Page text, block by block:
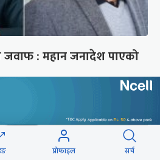
जवाफ : महान जनादेश पाएको
प्रोफाइल सर्च